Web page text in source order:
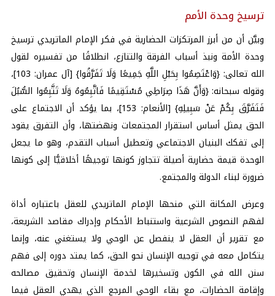
ترسيخ وحدة الأمم
وبيَّن أن من أبرز المرتكزات الحضارية في فكر الإمام الماتريدي ترسيخ
وحدة الأمة ونبذ أسباب الفرقة والتنازع، انطلاقًا من تفسيره لقول
الله تعالى: {وَاعْتَصِمُوا بِحَبْلِ اللَّهِ جَمِيعًا وَلَا تَفَرَّقُوا} [آل عمران: 103]،
وقوله سبحانه: {وَأَنَّ هَذَا صِرَاطِي مُسْتَقِيمًا فَاتَّبِعُوهُ وَلَا تَتَّبِعُوا السُّبُلَ
فَتَفَرَّقَ بِكُمْ عَنْ سَبِيلِهِ} [الأنعام: 153]، بما يؤكد أن الاجتماع على
الحق يمثل أساس استقرار المجتمعات ونهضتها، وأن التفرق يقود
إلى تفكك البنيان الاجتماعي وتعطيل أسباب التقدم، وهو ما يجعل
الوحدة قيمة حضارية أصيلة تتجاوز كونها توجيهًا أخلاقيًّا إلى كونها
ضرورة لبناء الدولة والمجتمع.
وعرض المكانة التي منحها الإمام الماتريدي للعقل باعتباره أداة
لفهم النصوص الشرعية واستنباط الأحكام وإدراك مقاصد الشريعة،
مع تقرير أن العقل لا ينفصل عن الوحي ولا يستغني عنه، وإنما
يتكامل معه في توجيه الإنسان نحو الحق، كما يمتد دوره إلى فهم
سنن الله في الكون وتسخيرها لخدمة الإنسان وتحقيق مصالحه
وإقامة الحضارات، مع بقاء الوحي المرجع الذي يهدي العقل فيما